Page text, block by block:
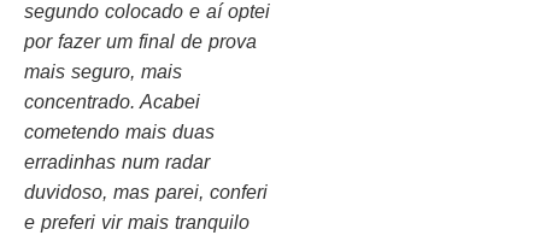
segundo colocado e aí optei
por fazer um final de prova
mais seguro, mais
concentrado. Acabei
cometendo mais duas
erradinhas num radar
duvidoso, mas parei, conferi
e preferi vir mais tranquilo